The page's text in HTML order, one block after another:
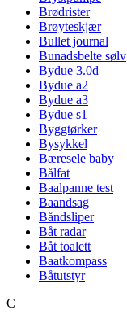
Brødrister
Brøyteskjær
Bullet journal
Bunadsbelte sølv
Bydue 3.0d
Bydue a2
Bydue a3
Bydue s1
Byggtørker
Bysykkel
Bæresele baby
Bålfat
Baalpanne test
Baandsag
Båndsliper
Båt radar
Båt toalett
Baatkompass
Båtutstyr
C